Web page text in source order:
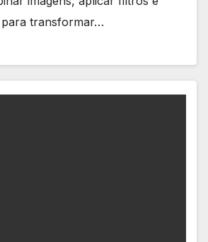
transformar…